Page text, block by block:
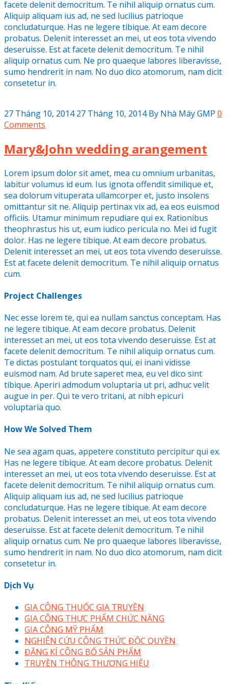
facete delenit democritum. Te nihil aliquip ornatus cum.
Aliquip aliquam ius ad, ne sed lucilius patrioque
concludaturque. Has ne legere tibique. At eam decore
probatus. Delenit interesset an mei, ut eos tota vivendo
deseruisse. Est at facete delenit democritum. Te nihil
aliquip ornatus cum. Ne pro quaeque labores liberavisse,
sumo hendrerit in nam. No duo dico atomorum, nam dicit
consetetur in.
27 Tháng 10, 2014 27 Tháng 10, 2014 By Nhà Máy GMP 0
Comments
Mary&John wedding arangement
Lorem ipsum dolor sit amet, mea cu omnium urbanitas,
labitur volumus id eum. Ius ignota offendit similique et,
sea dolorum vituperata ullamcorper et, justo insolens
omittantur sit ne. Aliquip pertinax vix ad, ea eos euismod
officiis. Utamur minimum repudiare qui ex. Rationibus
theophrastus his ut, eum iudico pericula no. Mei id fugit
dolor. Has ne legere tibique. At eam decore probatus.
Delenit interesset an mei, ut eos tota vivendo deseruisse.
Est at facete delenit democritum. Te nihil aliquip ornatus
cum.
Project Challenges
Nec esse lorem te, qui ea nullam sanctus conceptam. Has
ne legere tibique. At eam decore probatus. Delenit
interesset an mei, ut eos tota vivendo deseruisse. Est at
facete delenit democritum. Te nihil aliquip ornatus cum.
Te dictas postulant torquatos qui, ei inani vidisse
euismod nam. Ad brute saperet mea, eu vel dico sint
tibique. Aperiri admodum voluptaria ut pri, adhuc velit
augue in per. Qui te vero tritani, at nibh epicuri
voluptaria quo.
How We Solved Them
Ne sea agam quas, appetere constituto percipitur qui ex.
Has ne legere tibique. At eam decore probatus. Delenit
interesset an mei, ut eos tota vivendo deseruisse. Est at
facete delenit democritum. Te nihil aliquip ornatus cum.
Aliquip aliquam ius ad, ne sed lucilius patrioque
concludaturque. Has ne legere tibique. At eam decore
probatus. Delenit interesset an mei, ut eos tota vivendo
deseruisse. Est at facete delenit democritum. Te nihil
aliquip ornatus cum. Ne pro quaeque labores liberavisse,
sumo hendrerit in nam. No duo dico atomorum, nam dicit
consetetur in.
Dịch Vụ
GIA CÔNG THUỐC GIA TRUYỀN
GIA CÔNG THỰC PHẨM CHỨC NĂNG
GIA CÔNG MỸ PHẨM
NGHIÊN CỨU CÔNG THỨC ĐỘC QUYỀN
ĐĂNG KÍ CÔNG BỐ SẢN PHẨM
TRUYỀN THÔNG THƯƠNG HIỆU